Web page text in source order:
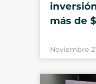
más de
Noviembre